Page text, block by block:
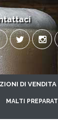
DI VENDITA
MALTI PREPARATI